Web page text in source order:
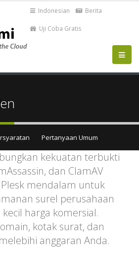
Indonesian Berita
Uji Coba Gratis
Pertanyaan Umum
kekuatan terbukti
dan ClamAV
mendalam untuk
surel perusahaan
harga komersial.
kotak surat, dan
anggaran Anda.